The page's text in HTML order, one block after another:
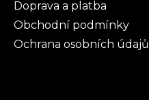
Doprava a platba
Obchodní podmínky
Ochrana osobních údajů